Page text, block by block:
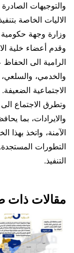
والتوجيهات
الاليات الخاصة
وزارة وجهة حكومية
وقدم أعضاء خلية
الرامية الى الحفاظ
والخدمي، والسلعي،
الاجتماعية الضعيفة.
وتطرق الاجتماع
والايرادات، بما
الآمنة، واتخذ
التطورات
التنفيذ.
مقالات ذات